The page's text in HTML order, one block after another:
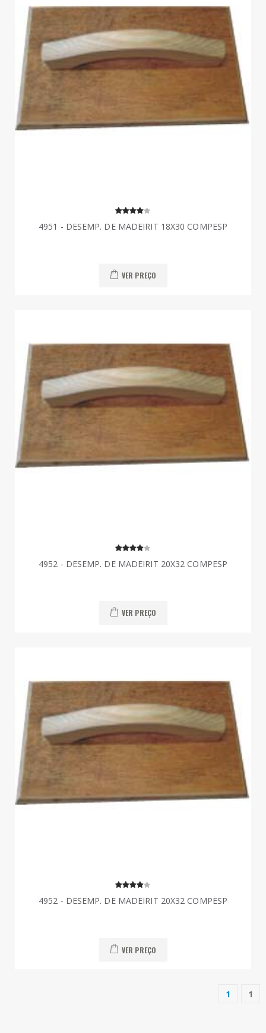
4951 - DESEMP. DE MADEIRIT 18X30 COMPESP
VER PREÇO
4952 - DESEMP. DE MADEIRIT 20X32 COMPESP
VER PREÇO
4952 - DESEMP. DE MADEIRIT 20X32 COMPESP
VER PREÇO
1(current)
1